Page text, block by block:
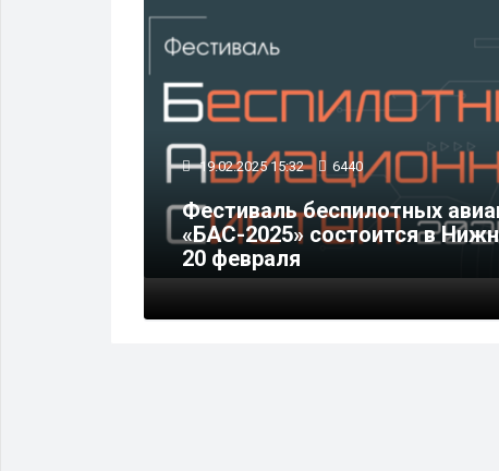
19.02.2025 15:32 6440
Фестиваль беспилотных
«БАС-2025» состоится в
20 февраля